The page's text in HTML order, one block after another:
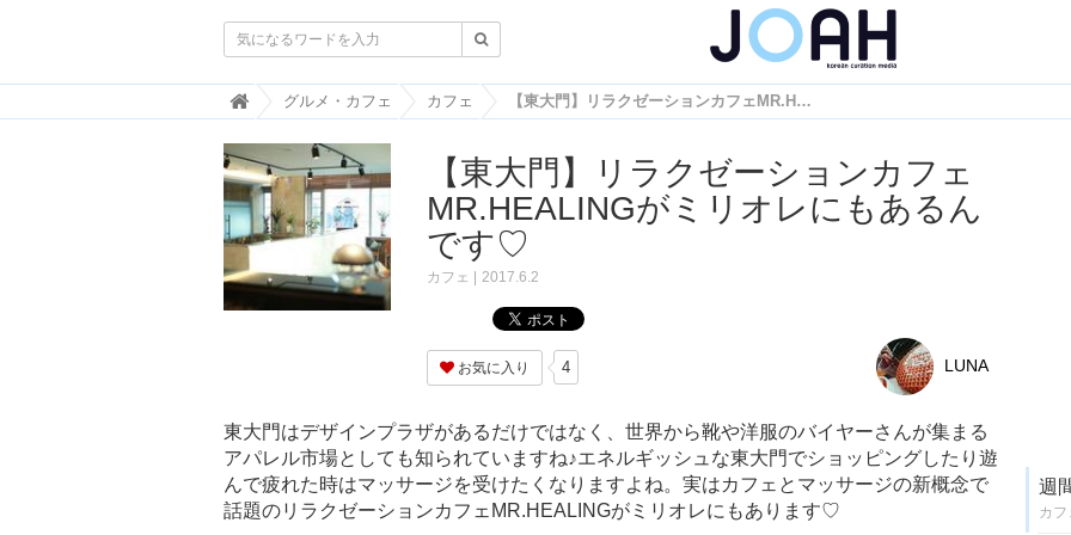
韓
国
ト
レ
ン
ド
情
報
・
国
J
O
A
H
-
グルメ・カフェ カフェ 【東大門】リラクゼーションカフェMR.HEALINGがミリオレにもあるんです♡
【東大門】リラクゼーションカフェ
MR.HEALINGがミリオレにもあるん
です♡
カフェ 2017.6.2
お気に入り 4 LUNA
東大門はデザインプラザがあるだけではなく、世界から靴や洋服のバイヤーさんが集まる
アパレル市場としても知られていますね♪エネルギッシュな東大門でショッピングしたり遊
んで疲れた時はマッサージを受けたくなりますよね。実はカフェとマッサージの新概念で
話題のリラクゼーションカフェMR.HEALINGがミリオレにもあります♡
週
カフ